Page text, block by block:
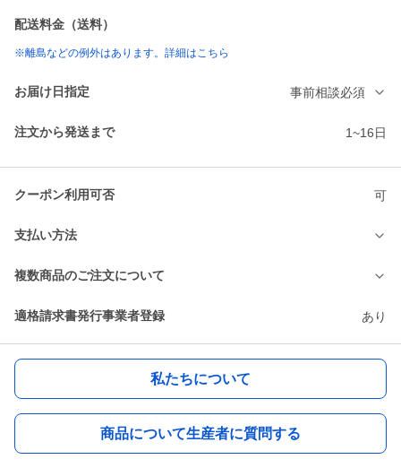
配送料金（送料）
※離島などの例外はあります。詳細はこちら
お届け日指定 事前相談必須
注文から発送まで 1~16日
クーポン利用可否 可
支払い方法
複数商品のご注文について
適格請求書発行事業者登録 あり
私たちについて
商品について生産者に質問する